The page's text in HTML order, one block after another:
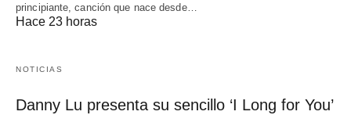
principiante, canción que nace desde…
Hace 23 horas
NOTICIAS
Danny Lu presenta su sencillo ‘I Long for You’